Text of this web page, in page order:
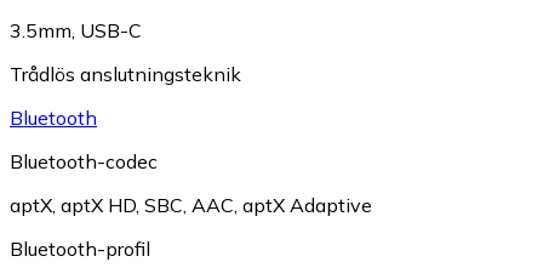
3.5mm, USB-C
Trådlös anslutningsteknik
Bluetooth
Bluetooth-codec
aptX, aptX HD, SBC, AAC, aptX Adaptive
Bluetooth-profil